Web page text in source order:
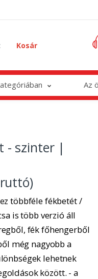
Kosár
Az
- szinter |
többféle fékbetét /
is több verzió áll
fék főhengerből
még nagyobb a
lehetnek
között. - a